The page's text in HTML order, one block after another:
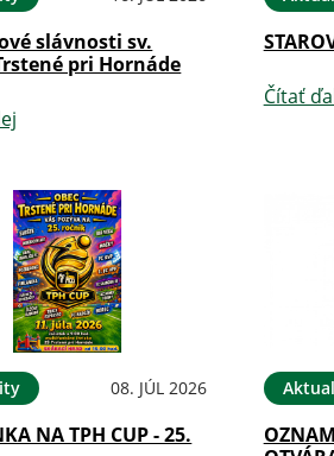
slávnosti sv.
pri Hornáde
Čítať
08. JÚL 2026
NA TPH CUP - 25.